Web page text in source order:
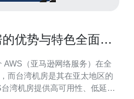
优势与特色全面解
而台湾机房是其在亚太地区的
湾机房提供高可用性、低延迟